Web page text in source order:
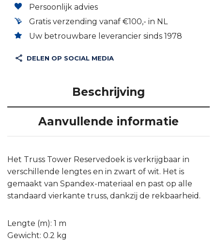
Persoonlijk advies
Gratis verzending vanaf €100,- in NL
Uw betrouwbare leverancier sinds 1978
DELEN OP SOCIAL MEDIA
Beschrijving
Aanvullende informatie
Het Truss Tower Reservedoek is verkrijgbaar in
verschillende lengtes en in zwart of wit. Het is
gemaakt van Spandex-materiaal en past op alle
standaard vierkante truss, dankzij de rekbaarheid.
Lengte (m): 1 m
Gewicht: 0.2 kg